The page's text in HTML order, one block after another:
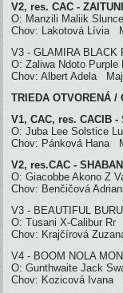
V2, res. CAC -
O: Manzili Maliik
Chov: Lakotová Lívia
V3 - GLAMIRA BLACK
O: Zaliwa Ndoto
Chov: Albert Adela
TRIEDA OTVORENÁ /
V1, CAC, res. CACIB -
O: Juba Lee Solstice
Chov: Pánková Hana
V2, res.CAC -
O: Giacobbe Akono Z
Chov: Benčičová
V3 - BEAUTIFUL
O: Tusani X-Calibur
Chov: Krajčírová
V4 - BOOM NOLA
O: Gunthwaite Jack
Chov: Kozicová Ivana